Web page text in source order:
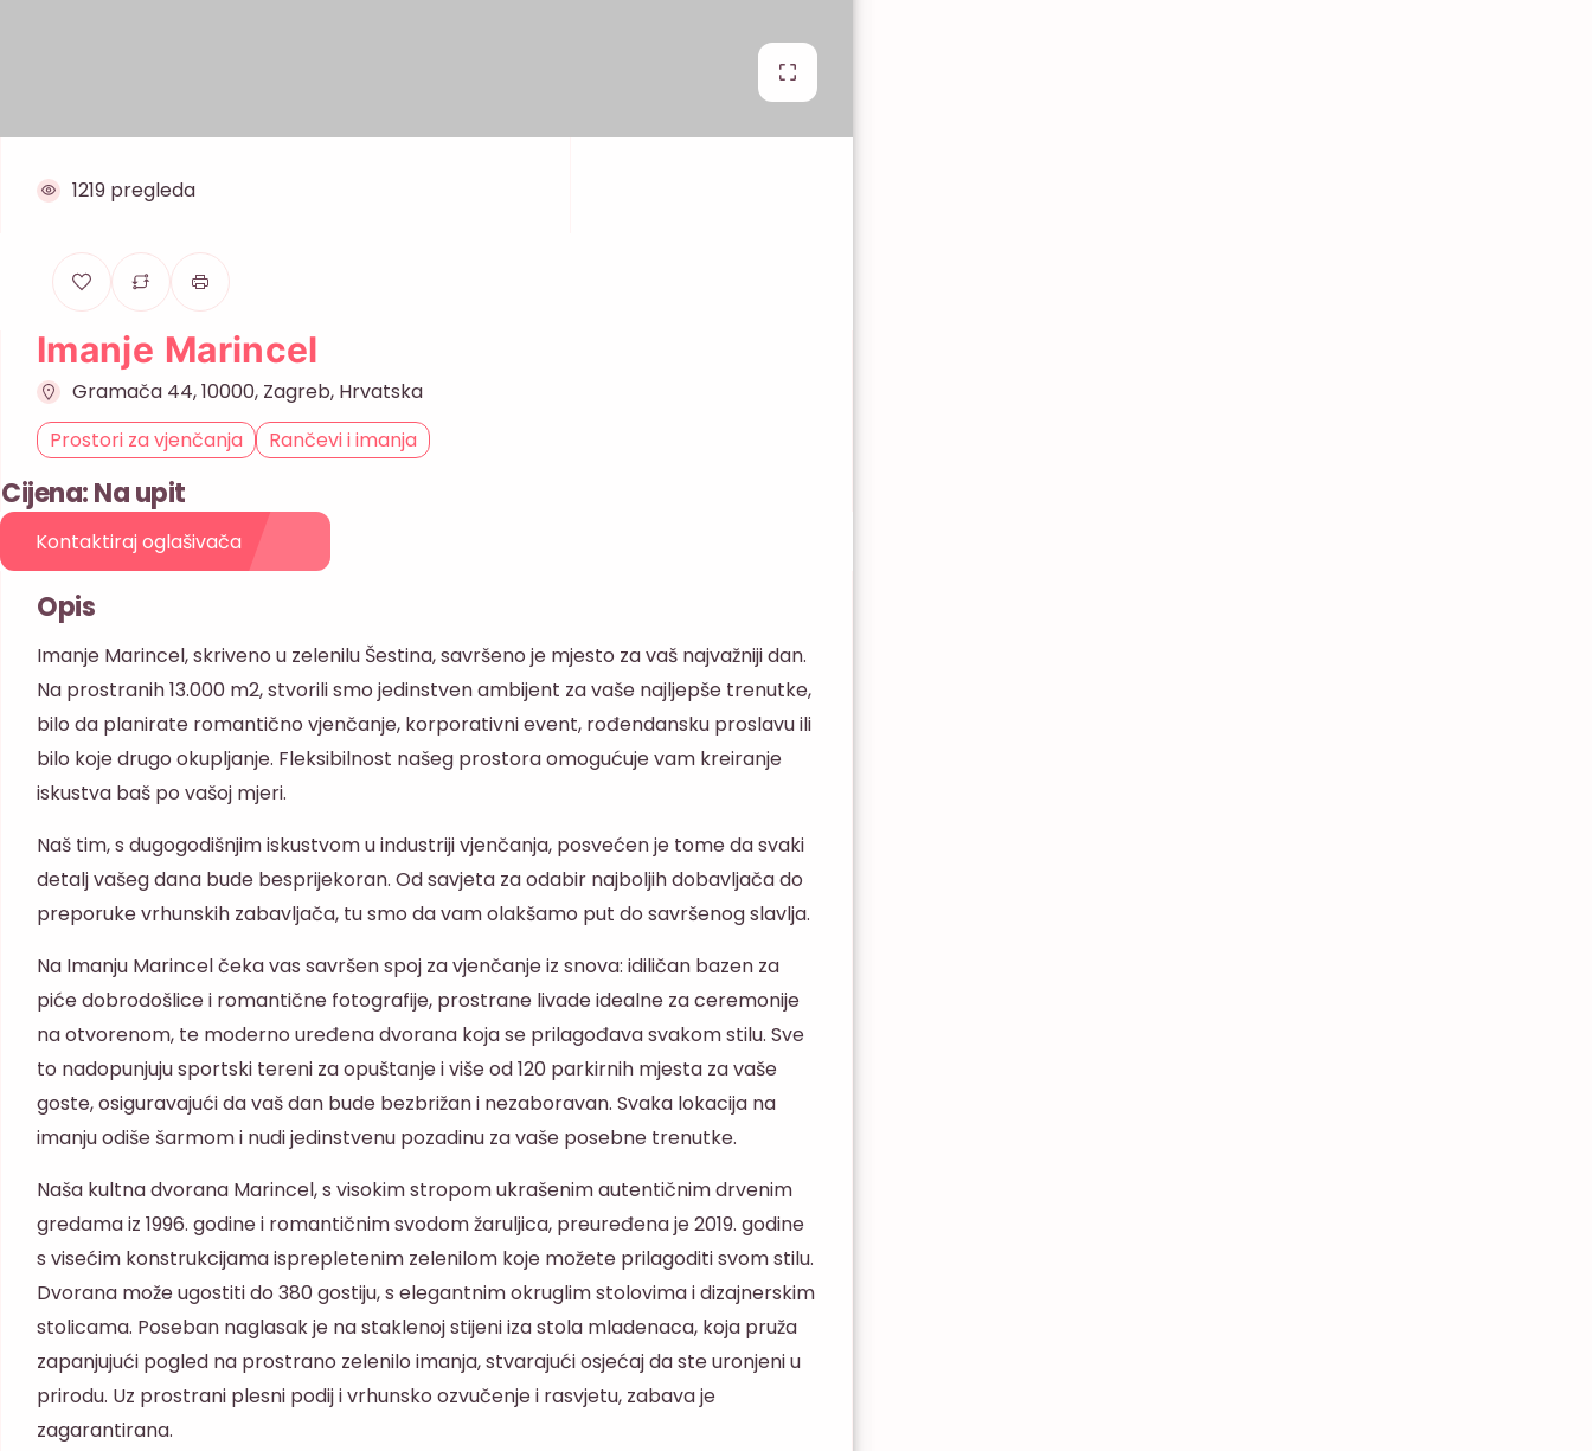
1219 pregleda
Imanje Marincel
Gramača 44, 10000, Zagreb, Hrvatska
Prostori za vjenčanja
Rančevi i imanja
Cijena: Na upit
Kontaktiraj oglašivača
Opis
Imanje Marincel, skriveno u zelenilu Šestina, savršeno je mjesto za vaš najvažniji dan.
Na prostranih 13.000 m2, stvorili smo jedinstven ambijent za vaše najljepše trenutke,
bilo da planirate romantično vjenčanje, korporativni event, rođendansku proslavu ili
bilo koje drugo okupljanje. Fleksibilnost našeg prostora omogućuje vam kreiranje
iskustva baš po vašoj mjeri.
Naš tim, s dugogodišnjim iskustvom u industriji vjenčanja, posvećen je tome da svaki
detalj vašeg dana bude besprijekoran. Od savjeta za odabir najboljih dobavljača do
preporuke vrhunskih zabavljača, tu smo da vam olakšamo put do savršenog slavlja.
Na Imanju Marincel čeka vas savršen spoj za vjenčanje iz snova: idiličan bazen za
piće dobrodošlice i romantične fotografije, prostrane livade idealne za ceremonije
na otvorenom, te moderno uređena dvorana koja se prilagođava svakom stilu. Sve
to nadopunjuju sportski tereni za opuštanje i više od 120 parkirnih mjesta za vaše
goste, osiguravajući da vaš dan bude bezbrižan i nezaboravan. Svaka lokacija na
imanju odiše šarmom i nudi jedinstvenu pozadinu za vaše posebne trenutke.
Naša kultna dvorana Marincel, s visokim stropom ukrašenim autentičnim drvenim
gredama iz 1996. godine i romantičnim svodom žaruljica, preuređena je 2019. godine
s visećim konstrukcijama isprepletenim zelenilom koje možete prilagoditi svom stilu.
Dvorana može ugostiti do 380 gostiju, s elegantnim okruglim stolovima i dizajnerskim
stolicama. Poseban naglasak je na staklenoj stijeni iza stola mladenaca, koja pruža
zapanjujući pogled na prostrano zelenilo imanja, stvarajući osjećaj da ste uronjeni u
prirodu. Uz prostrani plesni podij i vrhunsko ozvučenje i rasvjetu, zabava je
zagarantirana.